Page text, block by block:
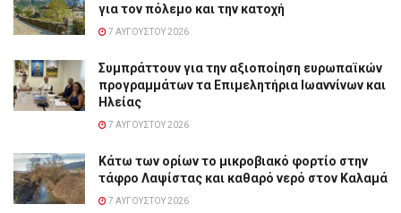
για τον πόλεμο και την κατοχή
7 ΑΥΓΟΎΣΤΟΥ 2026
Συμπράττουν για την αξιοποίηση ευρωπαϊκών
προγραμμάτων τα Επιμελητήρια Ιωαννίνων και
Ηλείας
7 ΑΥΓΟΎΣΤΟΥ 2026
Κάτω των ορίων το μικροβιακό φορτίο στην
τάφρο Λαψίστας και καθαρό νερό στον Καλαμά
7 ΑΥΓΟΎΣΤΟΥ 2026